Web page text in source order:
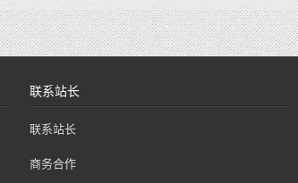
联系站长
联系站长
商务合作